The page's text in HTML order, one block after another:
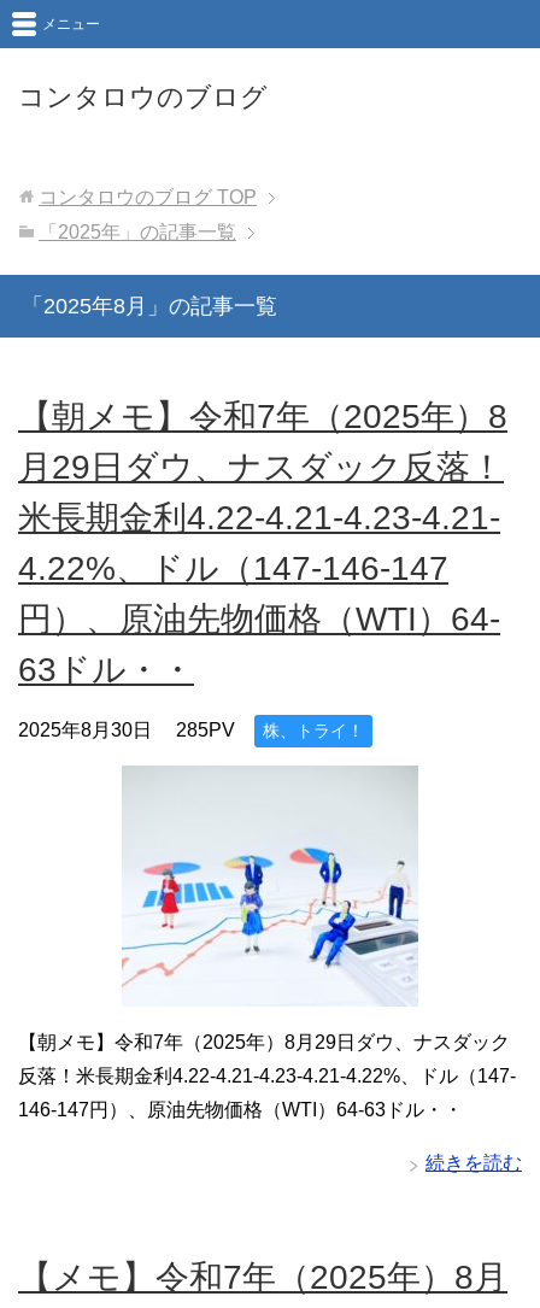
コンタロウのブログ
メニュー
コンタロウのブログ TOP
「2025年」の記事一覧
「2025年8月」の記事一覧
【朝メモ】令和7年（2025年）8
月29日ダウ、ナスダック反落！
米長期金利4.22-4.21-4.23-4.21-
4.22%、ドル（147-146-147
円）、原油先物価格（WTI）64-
63ドル・・
2025年8月30日 285PV 株、トライ！
【朝メモ】令和7年（2025年）8月29日ダウ、ナスダック
反落！米長期金利4.22-4.21-4.23-4.21-4.22%、ドル（147-
146-147円）、原油先物価格（WTI）64-63ドル・・
続きを読む
【メモ】令和7年（2025年）8月